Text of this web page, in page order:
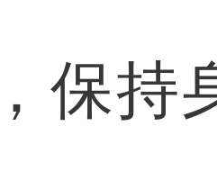
保持